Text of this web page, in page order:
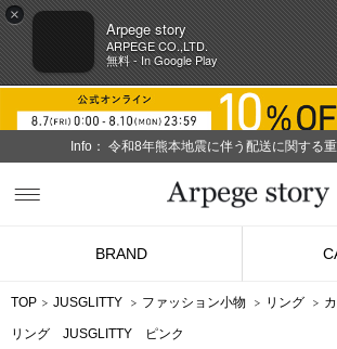
×
Arpege story
ARPEGE CO.,LTD.
無料 - In Google Play
Info： 令和8年熊本地震に伴う配送に関する
BRAND
TOP JUSGLITTY ファッション小物 リング
リング JUSGLITTY ピンク